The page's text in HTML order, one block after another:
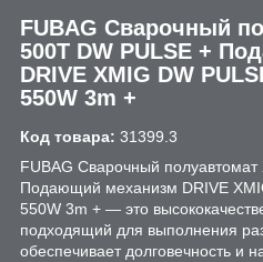
FUBAG Сварочный
500T DW PULSE +
DRIVE XMIG DW
550W 3m +
Код товара: 31399.3
FUBAG Сварочный
Подающий механизм DRIVE
550W 3m + — это
подходящий для выполнения
обеспечивает долговечность и